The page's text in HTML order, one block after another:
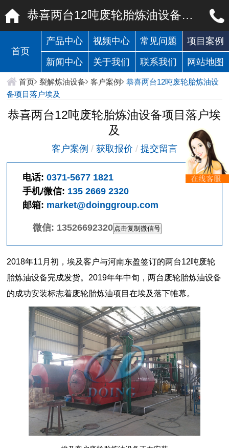
恭喜两台12吨废轮胎炼油设备项目落户埃及
首页
产品中心 视频中心 常见问题 项目案例
新闻中心 关于我们 联系我们 网站地图
首页 裂解炼油设备 客户案例 恭喜两台12吨废轮胎炼油设
备项目落户埃及
恭喜两台12吨废轮胎炼油设备项目落户埃
及
客户案例 / 获取报价 / 提交留言
电话:0371-5677 1821
手机/微信: 135 2669 2320
邮箱: market@doinggroup.com
微信: 13526692320 点击复制微信号
2018年11月初，埃及客户与河南东盈签订的两台12吨废轮
胎炼油设备完成发货。2019年年中旬，两台废轮胎炼油设备
的成功安装标志着废轮胎炼油项目在埃及落下帷幕。